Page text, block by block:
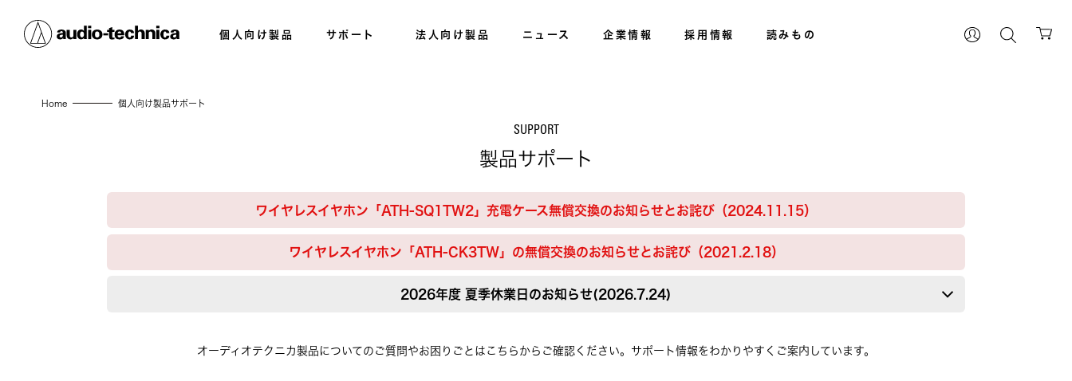
個人向け製品 サポート 法人向け製品 ニュース 企業情報 採用情報 読みもの
Home 個人向け製品サポート
SUPPORT
製品サポート
ワイヤレスイヤホン「ATH-SQ1TW2」充電ケース無償交換のお知らせとお詫び（2024.11.15）
ワイヤレスイヤホン「ATH-CK3TW」の無償交換のお知らせとお詫び（2021.2.18）
2026年度 夏季休業日のお知らせ(2026.7.24)
オーディオテクニカ製品についてのご質問やお困りごとはこちらからご確認ください。サポート情報をわかりやすくご案内しています。